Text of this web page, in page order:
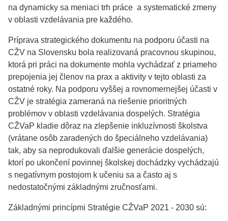
na dynamicky sa meniaci trh práce a systematické zmeny
v oblasti vzdelávania pre každého.
Príprava strategického dokumentu na podporu účasti na
CŽV na Slovensku bola realizovaná pracovnou skupinou,
ktorá pri práci na dokumente mohla vychádzať z priameho
prepojenia jej členov na prax a aktivity v tejto oblasti za
ostatné roky. Na podporu vyššej a rovnomernejšej účasti v
CŽV je stratégia zameraná na riešenie prioritných
problémov v oblasti vzdelávania dospelých. Stratégia
CŽVaP kladie dôraz na zlepšenie inkluzívnosti školstva
(vrátane osôb zaradených do špeciálneho vzdelávania)
tak, aby sa neprodukovali ďalšie generácie dospelých,
ktorí po ukončení povinnej školskej dochádzky vychádzajú
s negatívnym postojom k učeniu sa a často aj s
nedostatočnými základnými zručnosťami.
Základnými princípmi Stratégie CŽVaP 2021 - 2030 sú: